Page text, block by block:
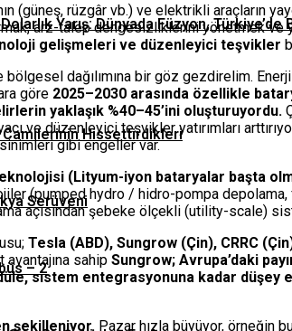
Yarış: Dünyada Füzyon,
Camilerinin Hissettirdikleri
Serüveni
– 2
(güneş, rüzgâr vb.) ve elektrikli araçların
arz-talep dengesizliklerini yönetmek
gelişmeleri ve düzenleyici teşvikler
bölgesel dağılımına bir göz gezdirelim.
göre 2025–2030 arasında özellikle
yaklaşık %40–45’ini oluşturuyordu.
ve düzenleyici teşvikler yatırımları
gibi engeller var.
(Lityum-iyon bataryalar başta
(pumped hydro / hidro-pompa
açısından şebeke ölçekli (utility-scale)
Tesla (ABD), Sungrow (Çin), CRRC
avantajına sahip Sungrow; Avrupa’daki
sistem entegrasyonuna kadar düşey
şekilleniyor. Pazar hızla büyüyor, örneğin